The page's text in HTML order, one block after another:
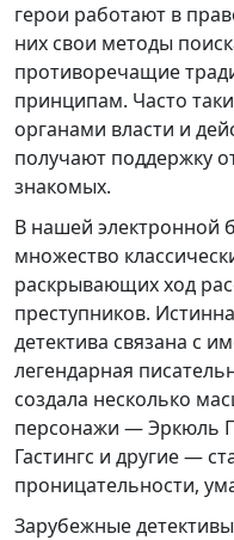
герои работают в
них свои методы
противоречащие
принципам. Часто
органами власти и
получают поддержку
знакомых.
В нашей электронной
множество
раскрывающих ход
преступников.
детектива связана с
легендарная
создала несколько
персонажи — Эркюль
Гастингс и другие —
проницательности,
Зарубежные